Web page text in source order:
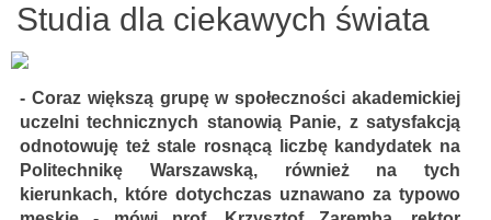
Studia dla ciekawych świata
- Coraz większą grupę w społeczności akademickiej
uczelni technicznych stanowią Panie, z satysfakcją
odnotowuję też stale rosnącą liczbę kandydatek na
Politechnikę Warszawską, również na tych
kierunkach, które dotychczas uznawano za typowo